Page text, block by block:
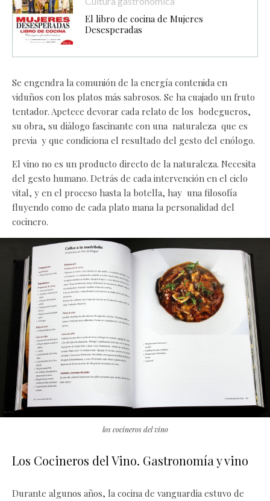
El libro de cocina de Mujeres
Desesperadas
Se engendra la comunión de la energía contenida en
viduños con los platos más sabrosos. Se ha cuajado un fruto
tentador. Apetece devorar cada relato de los bodegueros,
su obra, su diálogo fascinante con una naturaleza que es
previa y que condiciona el resultado del gesto del enólogo.
El vino no es un producto directo de la naturaleza. Necesita
del gesto humano. Detrás de cada intervención en el ciclo
vital, y en el proceso hasta la botella, hay una filosofía
fluyendo como de cada plato mana la personalidad del
cocinero.
los cocineros del vino
Los Cocineros del Vino. Gastronomía y vino
Durante algunos años, la cocina de vanguardia estuvo de